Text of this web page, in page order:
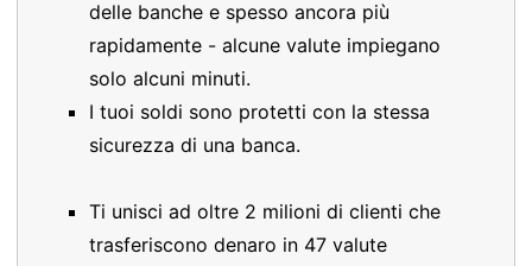
delle banche e spesso ancora più
rapidamente - alcune valute impiegano
solo alcuni minuti.
I tuoi soldi sono protetti con la stessa
sicurezza di una banca.
Ti unisci ad oltre 2 milioni di clienti che
trasferiscono denaro in 47 valute